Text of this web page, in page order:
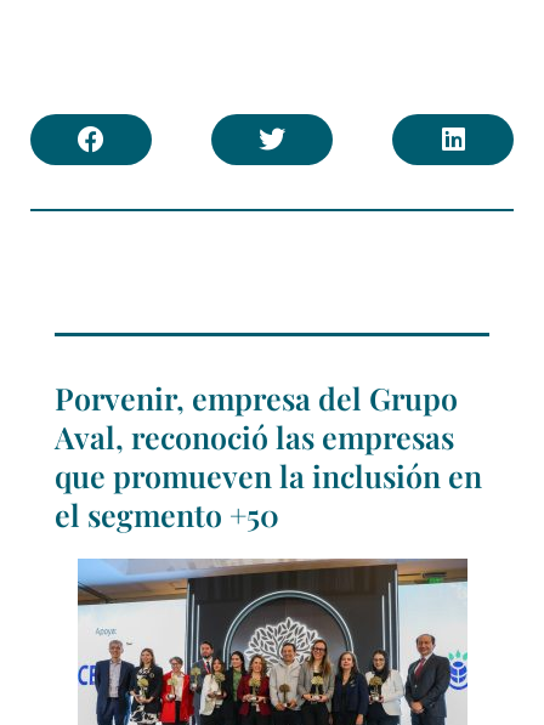
Porvenir, empresa del Grupo
Aval, reconoció las empresas
que promueven la inclusión en
el segmento +50